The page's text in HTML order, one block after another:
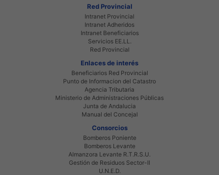
Red Provincial
Intranet Provincial
Intranet Adheridos
Intranet Beneficiarios
Servicios EE.LL.
Red Provincial
Enlaces de interés
Beneficiarios Red Provincial
Punto de Informacion del Catastro
Agencia Tributaria
Ministerio de Administraciones Públicas
Junta de Andalucia
Manual del Concejal
Consorcios
Bomberos Poniente
Bomberos Levante
Almanzora Levante R.T.R.S.U.
Gestión de Residuos Sector-II
U.N.E.D.